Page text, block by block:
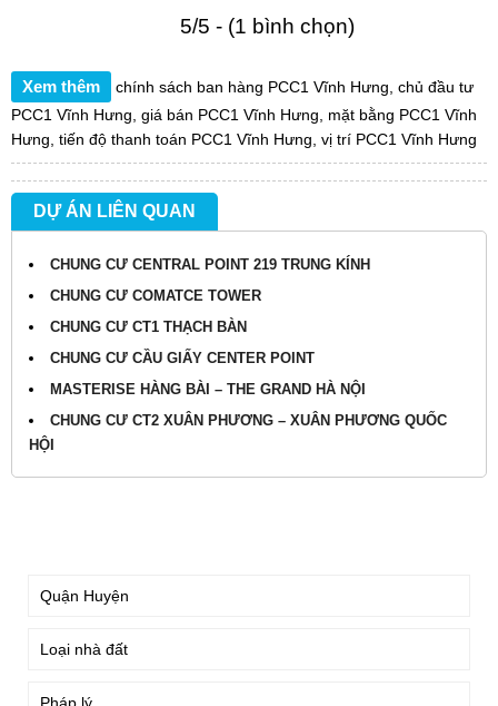
5/5 - (1 bình chọn)
Xem thêm chính sách ban hàng PCC1 Vĩnh Hưng chủ đầu tư
PCC1 Vĩnh Hưng giá bán PCC1 Vĩnh Hưng
mặt bằng PCC1 Vĩnh
Hưng tiến độ thanh toán PCC1 Vĩnh Hưng vị trí PCC1 Vĩnh Hưng
DỰ ÁN LIÊN QUAN
CHUNG CƯ CENTRAL POINT 219 TRUNG KÍNH
CHUNG CƯ COMATCE TOWER
CHUNG CƯ CT1 THẠCH BÀN
CHUNG CƯ CẦU GIẤY CENTER POINT
MASTERISE HÀNG BÀI – THE GRAND HÀ NỘI
CHUNG CƯ CT2 XUÂN PHƯƠNG – XUÂN PHƯƠNG QUỐC
HỘI